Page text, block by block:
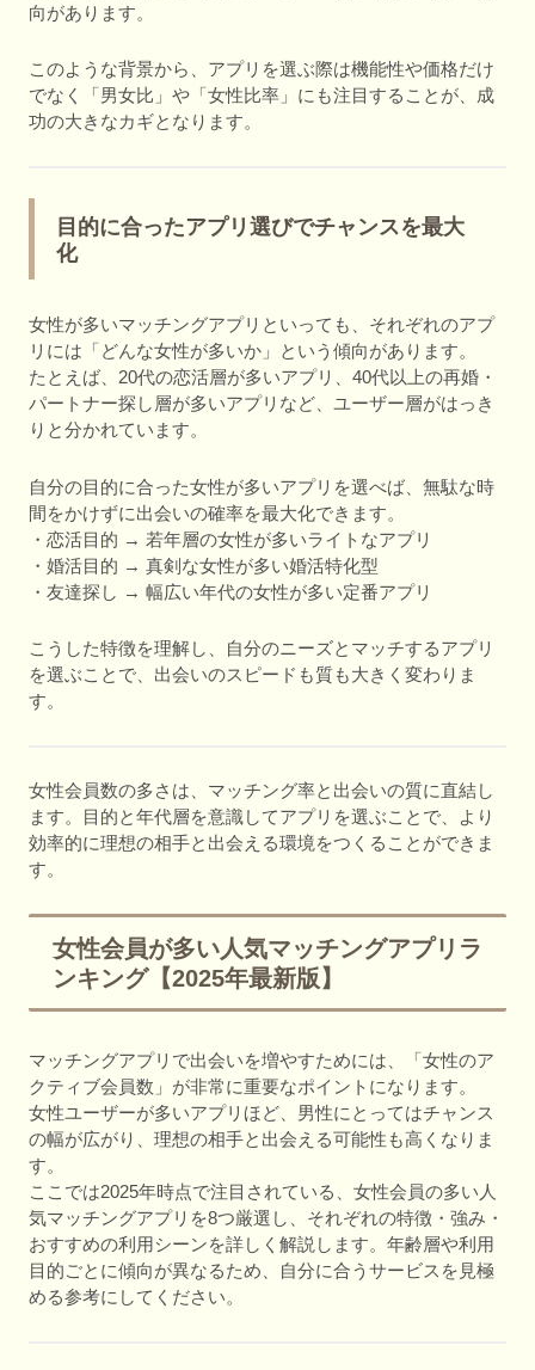
向があります。
このような背景から、アプリを選ぶ際は機能性や価格だけ
でなく「男女比」や「女性比率」にも注目することが、成
功の大きなカギとなります。
目的に合ったアプリ選びでチャンスを最大
化
女性が多いマッチングアプリといっても、それぞれのアプ
リには「どんな女性が多いか」という傾向があります。
たとえば、20代の恋活層が多いアプリ、40代以上の再婚・
パートナー探し層が多いアプリなど、ユーザー層がはっき
りと分かれています。
自分の目的に合った女性が多いアプリを選べば、無駄な時
間をかけずに出会いの確率を最大化できます。
・恋活目的 → 若年層の女性が多いライトなアプリ
・婚活目的 → 真剣な女性が多い婚活特化型
・友達探し → 幅広い年代の女性が多い定番アプリ
こうした特徴を理解し、自分のニーズとマッチするアプリ
を選ぶことで、出会いのスピードも質も大きく変わりま
す。
女性会員数の多さは、マッチング率と出会いの質に直結し
ます。目的と年代層を意識してアプリを選ぶことで、より
効率的に理想の相手と出会える環境をつくることができま
す。
女性会員が多い人気マッチングアプリラ
ンキング【2025年最新版】
マッチングアプリで出会いを増やすためには、「女性のア
クティブ会員数」が非常に重要なポイントになります。
女性ユーザーが多いアプリほど、男性にとってはチャンス
の幅が広がり、理想の相手と出会える可能性も高くなりま
す。
ここでは2025年時点で注目されている、女性会員の多い人
気マッチングアプリを8つ厳選し、それぞれの特徴・強み・
おすすめの利用シーンを詳しく解説します。年齢層や利用
目的ごとに傾向が異なるため、自分に合うサービスを見極
める参考にしてください。